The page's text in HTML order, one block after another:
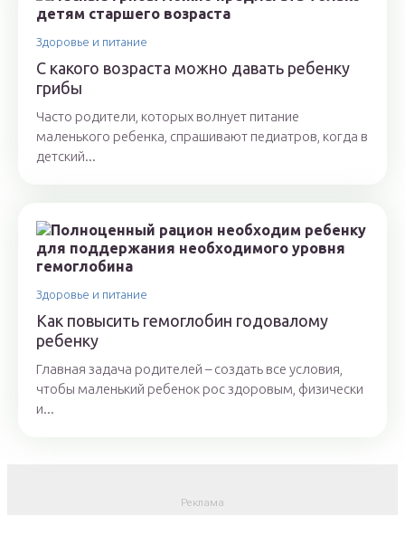
Здоровье и питание
С какого возраста можно давать ребенку
грибы
Часто родители, которых волнует питание
маленького ребенка, спрашивают педиатров, когда в
детский...
Здоровье и питание
Как повысить гемоглобин годовалому
ребенку
Главная задача родителей – создать все условия,
чтобы маленький ребенок рос здоровым, физически
и...